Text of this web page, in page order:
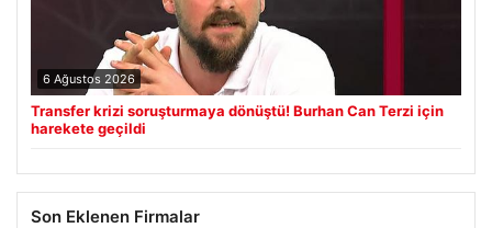
6 Ağustos 2026
Transfer krizi soruşturmaya dönüştü! Burhan Can Terzi için
harekete geçildi
Son Eklenen Firmalar